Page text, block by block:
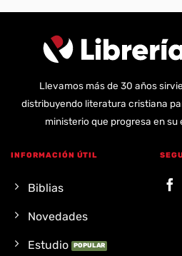
Llevamos más de 30 años
distribuyendo literatura cristiana
ministerio que progresa en
INFORMACIÓN ÚTIL
Biblias
Novedades
Estudio